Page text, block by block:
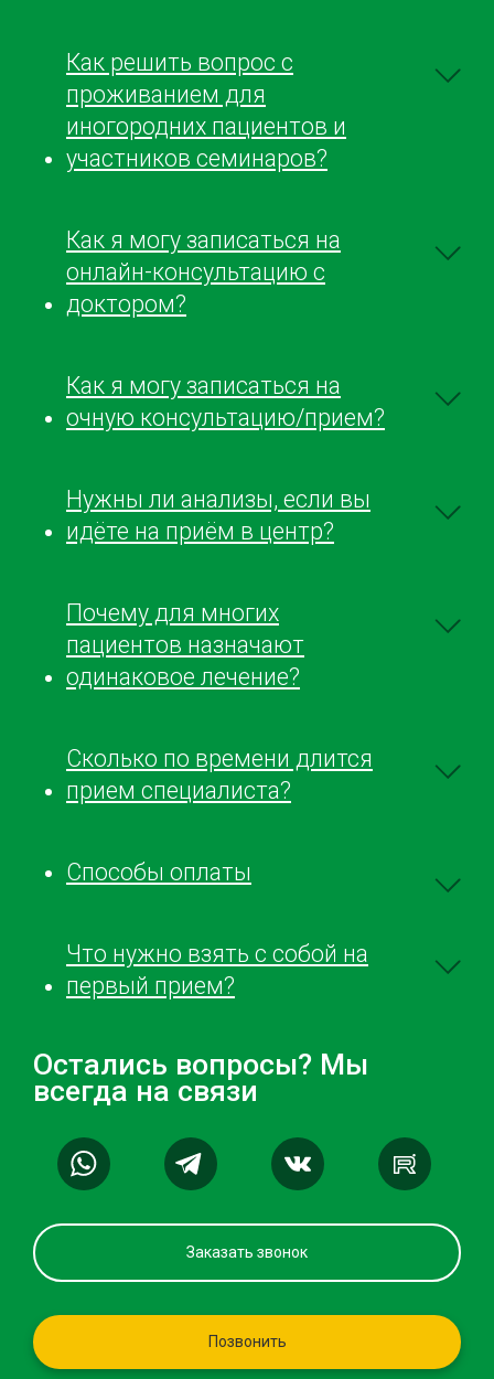
Как решить вопрос с
проживанием для
иногородних пациентов и
участников семинаров?
Как я могу записаться на
онлайн-консультацию с
доктором?
Как я могу записаться на
очную консультацию/прием?
Нужны ли анализы, если вы
идёте на приём в центр?
Почему для многих
пациентов назначают
одинаковое лечение?
Сколько по времени длится
прием специалиста?
Способы оплаты
Что нужно взять с собой на
первый прием?
Остались вопросы? Мы
всегда на связи
Заказать звонок
Позвонить